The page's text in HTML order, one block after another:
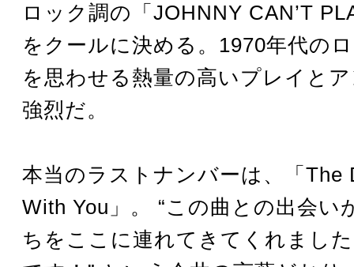
ロック調の「JOHNNY CAN’T
をクールに決める。1970年代の
を思わせる熱量の高いプレイと
強烈だ。
本当のラストナンバーは、「The
With You」。 “この曲との出会い
ちをここに連れてきてくれまし